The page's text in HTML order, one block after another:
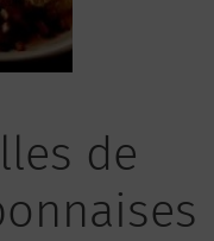
de